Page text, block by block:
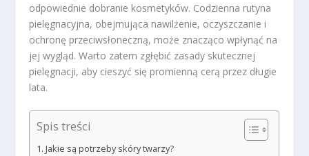
odpowiednie dobranie kosmetyków. Codzienna rutyna
pielęgnacyjna, obejmująca nawilżenie, oczyszczanie i
ochronę przeciwsłoneczną, może znacząco wpłynąć na
jej wygląd. Warto zatem zgłębić zasady skutecznej
pielęgnacji, aby cieszyć się promienną cerą przez długie
lata.
Spis treści
Jakie są potrzeby skóry twarzy?